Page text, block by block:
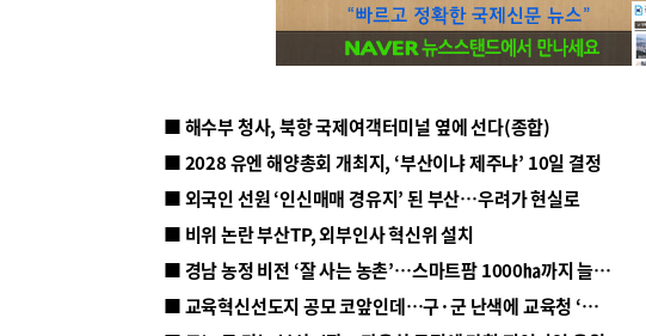
■ 해수부 청사, 북항 국제여객터미널 옆에 선다(종합)
■ 2028 유엔 해양총회 개최지, ‘부산이냐 제주냐’ 10일 결정
■ 외국인 선원 ‘인신매매 경유지’ 된 부산…우려가 현실로
■ 비위 논란 부산TP, 외부인사 혁신위 설치
■ 경남 농정 비전 ‘잘 사는 농촌’…스마트팜 1000㏊까지 늘린다
■ 교육혁신선도지 공모 코앞인데…구·군 난색에 교육청 ‘쩔쩔’